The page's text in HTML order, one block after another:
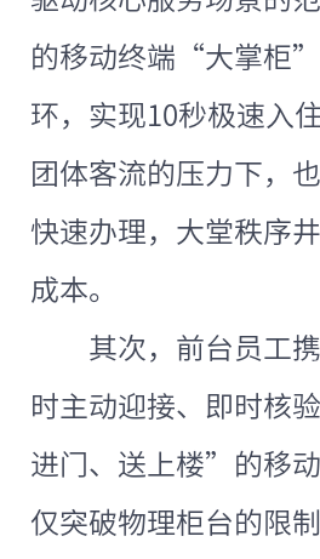
的移动终端“大掌柜”
环，实现10秒极速入
团体客流的压力下，
快速办理，大堂秩序
成本。
其次，前台员工
时主动迎接、即时核
进门、送上楼”的移
仅突破物理柜台的限